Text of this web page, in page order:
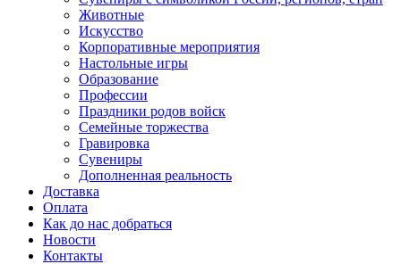
Животные
Искусство
Корпоративные мероприятия
Настольные игры
Образование
Профессии
Праздники родов войск
Семейные торжества
Гравировка
Сувениры
Дополненная реальность
Доставка
Оплата
Как до нас добраться
Новости
Контакты